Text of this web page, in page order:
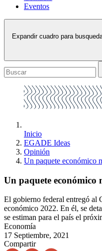
Eventos
Expandir cuadro para
Inicio
EGADE Ideas
Opinión
Un paquete económico
Un paquete económico
El gobierno federal entregó al
económico 2022. En él, se
se estiman para el país el
Economía
17 Septiembre, 2021
Compartir